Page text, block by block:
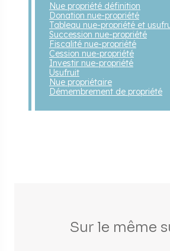
Nue propriété définition
Donation nue-propriété
Tableau nue-propriété et
Succession nue-propriété
Fiscalité nue-propriété
Cession nue-propriété
Investir nue-propriété
Usufruit
Nue propriétaire
Démembrement de propriété
Sur le même